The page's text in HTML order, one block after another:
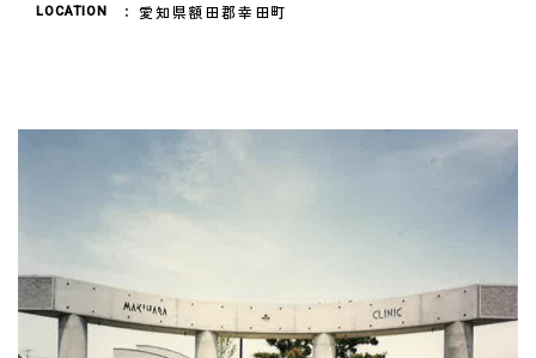
LOCATION 愛知県額田郡幸田町